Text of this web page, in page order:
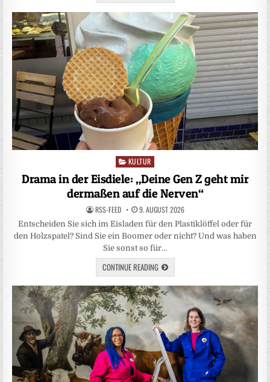
Posted
in
KULTUR
Drama in der Eisdiele: „Deine Gen Z geht mir
dermaßen auf die Nerven“
RSS-FEED 9. AUGUST 2026
Entscheiden Sie sich im Eisladen für den Plastiklöffel oder für
den Holzspatel? Sind Sie ein Boomer oder nicht? Und was haben
Sie sonst so für…
CONTINUE READING